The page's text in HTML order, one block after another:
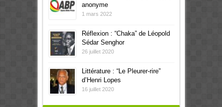
anonyme
1 mars 2022
Réflexion : “Chaka” de Léopold
Sédar Senghor
26 juillet 2020
Littérature : “Le Pleurer-rire”
d’Henri Lopes
16 juillet 2020